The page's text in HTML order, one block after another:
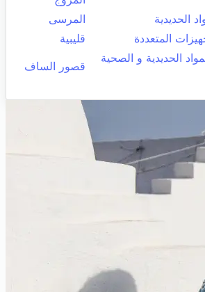
الحديدية
المرسى
المتعددة
قليبية
الحديدية و الصحية
قصور الساف